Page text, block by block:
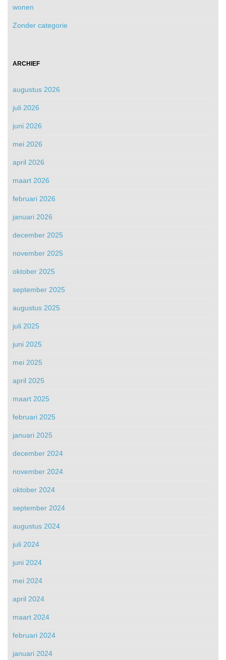
wonen
Zonder categorie
ARCHIEF
augustus 2026
juli 2026
juni 2026
mei 2026
april 2026
maart 2026
februari 2026
januari 2026
december 2025
november 2025
oktober 2025
september 2025
augustus 2025
juli 2025
juni 2025
mei 2025
april 2025
maart 2025
februari 2025
januari 2025
december 2024
november 2024
oktober 2024
september 2024
augustus 2024
juli 2024
juni 2024
mei 2024
april 2024
maart 2024
februari 2024
januari 2024